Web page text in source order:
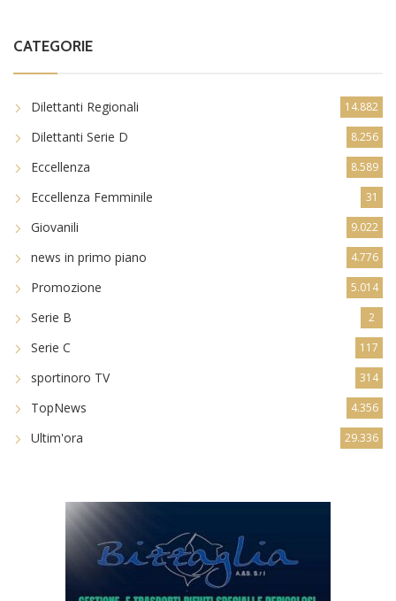
CATEGORIE
Dilettanti Regionali 14.882
Dilettanti Serie D 8.256
Eccellenza 8.589
Eccellenza Femminile 31
Giovanili 9.022
news in primo piano 4.776
Promozione 5.014
Serie B 2
Serie C 117
sportinoro TV 314
TopNews 4.356
Ultim'ora 29.336